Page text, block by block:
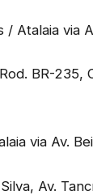
/ Atalaia via
BR-235,
via Av.
Av.